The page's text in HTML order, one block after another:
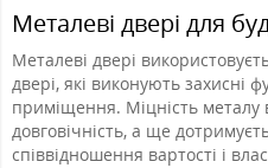
Металеві двері для
Металеві двері
двері, які виконують захисні
приміщення. Міцність металу
довговічність, а ще
співвідношення вартості і